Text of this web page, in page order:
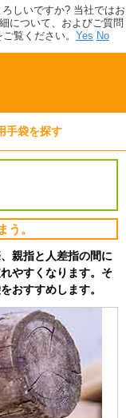
手袋を探す
う。
親指と人差指の間に
やすくなります。そ
おすすめします。
しいですか? 当社ではお
について、およびご質問
覧ください。 Yes No